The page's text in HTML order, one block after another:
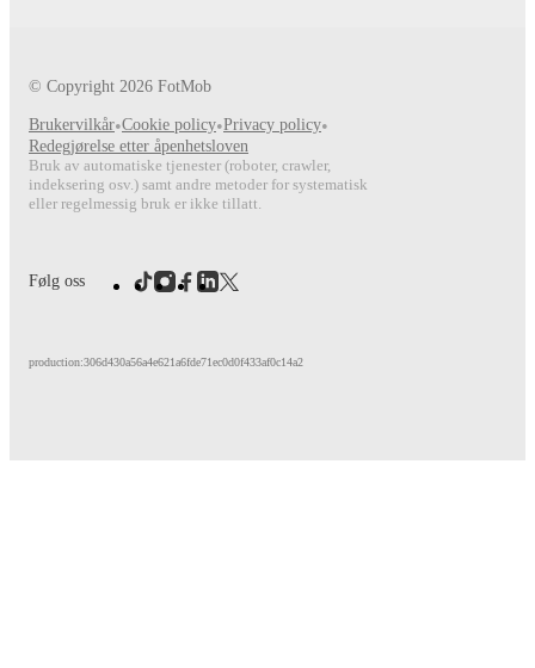
© Copyright 2026 FotMob
Brukervilkår•Cookie policy•Privacy policy•
Redegjørelse etter åpenhetsloven
Bruk av automatiske tjenester (roboter, crawler,
indeksering osv.) samt andre metoder for systematisk
eller regelmessig bruk er ikke tillatt.
Følg oss
production:306d430a56a4e621a6fde71ec0d0f433af0c14a2